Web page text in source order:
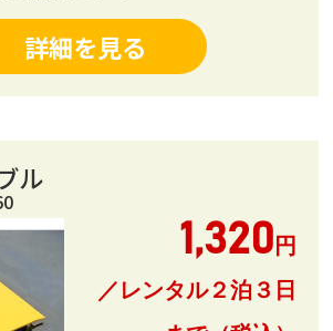
詳細を見る
ル
1,320 円
／レンタル２泊３日